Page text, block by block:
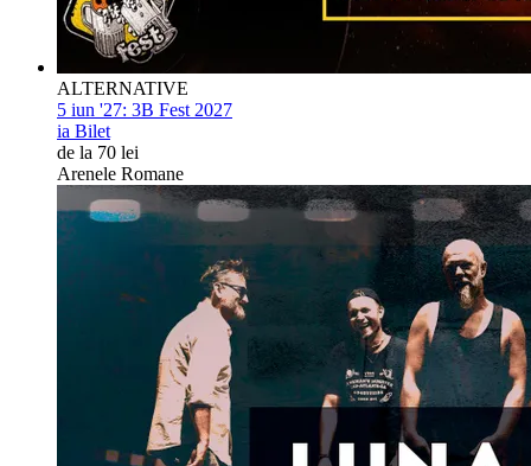
ALTERNATIVE
5 iun '27: 3B Fest 2027
ia Bilet
de la 70 lei
Arenele Romane